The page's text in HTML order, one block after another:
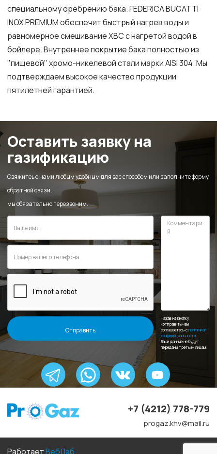
специальному оребрению бака. FEDERICA BUGATTI
INOX PREMIUM обеспечит быстрый нагрев воды и
равномерное смешивание ХВС с нагретой водой в
бойлере. Внутреннее покрытие бака полностью из
"пищевой" хромо-никелевой стали марки AISI 304. Мы
подтверждаем высокое качество продукции
пятилетней гарантией.
Оставить заявку на
газификацию
Свяжитеь с нами любым удобным для вас способом или заполните форму
обратной связи,
мы обязательно перезвоним.
Нажав на кнопку
«отправить» вы
соглашаетесь сполитикой
конфидециальности.
Ваши данные не будут
переданы третьим лицам.
+7 (4212) 778-779
progaz.khv@mail.ru
РаботаетВебЛаб